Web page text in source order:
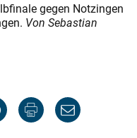
gegen Notzingen
Von Sebastian